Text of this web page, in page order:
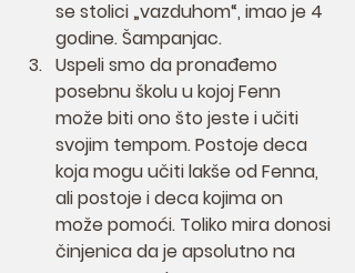
se stolici „vazduhom“, imao je 4
godine. Šampanjac.
Uspeli smo da pronađemo
posebnu školu u kojoj Fenn
može biti ono što jeste i učiti
svojim tempom. Postoje deca
koja mogu učiti lakše od Fenna,
ali postoje i deca kojima on
može pomoći. Toliko mira donosi
činjenica da je apsolutno na